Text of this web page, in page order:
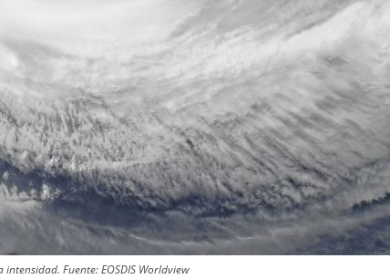
Fuente: EOSDIS Worldview